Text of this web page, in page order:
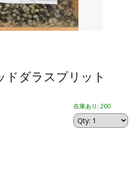
ドダラスプリット
在庫あり: 200